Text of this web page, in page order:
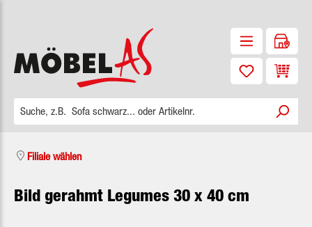
Filiale wählen
Bild gerahmt Legumes 30 x 40 cm